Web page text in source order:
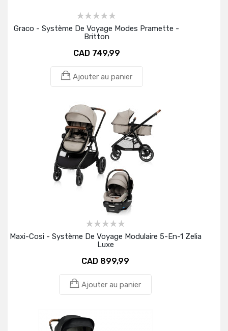
Graco - Système De Voyage Modes Pramette -
Britton
CAD 749,99
Ajouter au panier
Maxi-Cosi - Système De Voyage Modulaire 5-En-1 Zelia
Luxe
CAD 899,99
Ajouter au panier